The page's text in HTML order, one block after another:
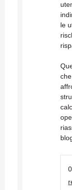
le